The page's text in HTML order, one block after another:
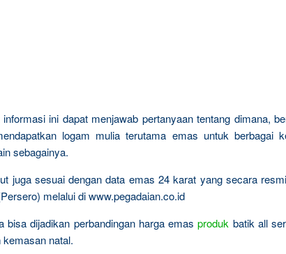
ini dapat menjawab pertanyaan tentang dimana,
logam mulia terutama emas untuk berbagai
sebagainya.
juga sesuai dengan data emas 24 karat yang secara
melalui di www.pegadaian.co.id
bisa dijadikan perbandingan harga emasproduk batik all
kemasan natal.